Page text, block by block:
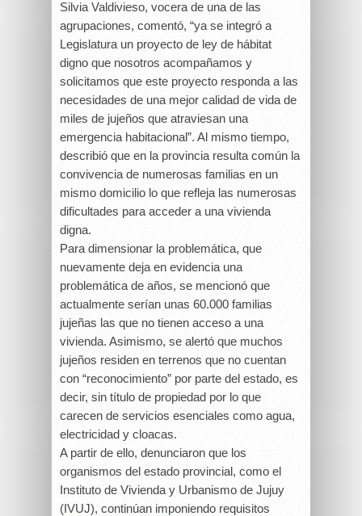
Silvia Valdivieso, vocera de una de las
agrupaciones, comentó, “ya se integró a
Legislatura un proyecto de ley de hábitat
digno que nosotros acompañamos y
solicitamos que este proyecto responda a las
necesidades de una mejor calidad de vida de
miles de jujeños que atraviesan una
emergencia habitacional”. Al mismo tiempo,
describió que en la provincia resulta común la
convivencia de numerosas familias en un
mismo domicilio lo que refleja las numerosas
dificultades para acceder a una vivienda
digna.
Para dimensionar la problemática, que
nuevamente deja en evidencia una
problemática de años, se mencionó que
actualmente serían unas 60.000 familias
jujeñas las que no tienen acceso a una
vivienda. Asimismo, se alertó que muchos
jujeños residen en terrenos que no cuentan
con “reconocimiento” por parte del estado, es
decir, sin título de propiedad por lo que
carecen de servicios esenciales como agua,
electricidad y cloacas.
A partir de ello, denunciaron que los
organismos del estado provincial, como el
Instituto de Vivienda y Urbanismo de Jujuy
(IVUJ), continúan imponiendo requisitos